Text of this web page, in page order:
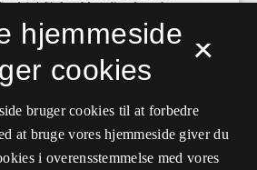
×
hjemmeside
cookies
bruger cookies til at forbedre
at bruge vores hjemmeside giver du
i overensstemmelse med vores